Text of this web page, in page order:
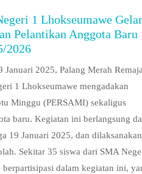
1 Lhokseumawe Gelar
Pelantikan Anggota Baru
2026
Januari 2025, Palang Merah
1 Lhokseumawe mengadakan
Minggu (PERSAMI) sekaligus
baru. Kegiatan ini berlangsung
19 Januari 2025, dan dilaksanakan
Sekitar 35 siswa dari SMA
berpartisipasi dalam kegiatan ini,